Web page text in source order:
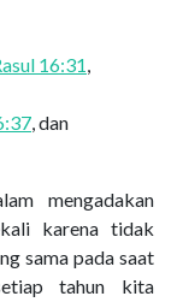
16:31,
, dan
mengadakan
karena tidak
sama pada saat
tahun kita